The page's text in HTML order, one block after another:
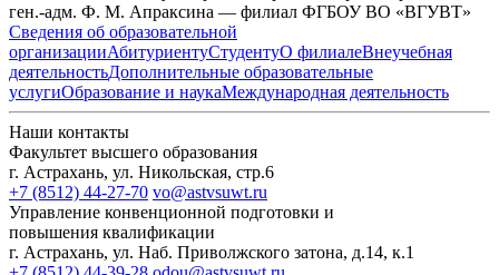
ген.-адм. Ф. М. Апраксина — филиал ФГБОУ ВО «ВГУВТ»
Сведения об образовательной
организацииАбитуриентуСтудентуО филиалеВнеучебная
деятельностьДополнительные образовательные
услугиОбразование и наукаМеждународная деятельность
Наши контакты
Факультет высшего образования
г. Астрахань, ул. Никольская, стр.6
+7 (8512) 44-27-70 vo@astvsuwt.ru
Управление конвенционной подготовки и
повышения квалификации
г. Астрахань, ул. Наб. Приволжского затона, д.14, к.1